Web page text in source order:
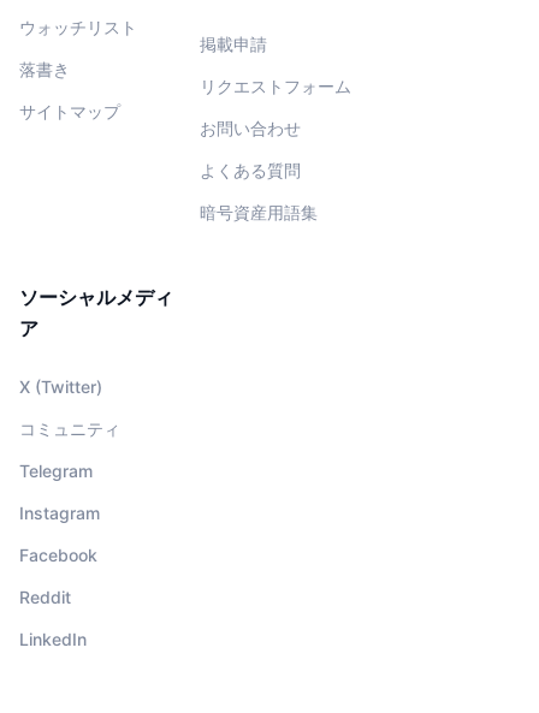
ウォッチリスト
落書き
サイトマップ
掲載申請
リクエストフォーム
お問い合わせ
よくある質問
暗号資産用語集
ソーシャルメディ
ア
X (Twitter)
コミュニティ
Telegram
Instagram
Facebook
Reddit
LinkedIn